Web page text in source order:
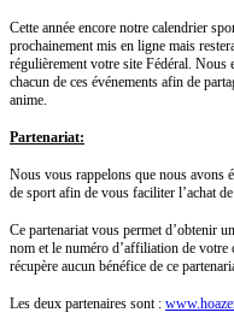
Cette année encore notre calendrier
prochainement mis en ligne mais
régulièrement votre site Fédéral. Nous
chacun de ces événements afin de
anime.
Partenariat:
Nous vous rappelons que nous avons
de sport afin de vous faciliter l’achat
Ce partenariat vous permet d’obtenir
nom et le numéro d’affiliation de
récupère aucun bénéfice de ce
Les deux partenaires sont :